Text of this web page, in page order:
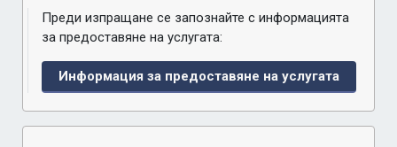
Преди изпращане се запознайте с информацията
за предоставяне на услугата:
Информация за предоставяне на услугата